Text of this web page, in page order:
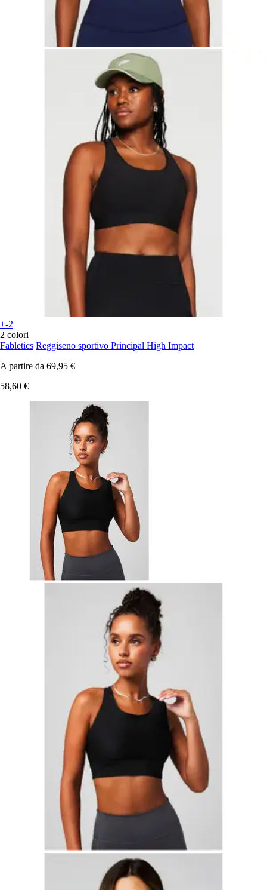
+-2
2 colori
Fabletics Reggiseno sportivo Principal High Impact
A partire da 69,95 €
58,60 €